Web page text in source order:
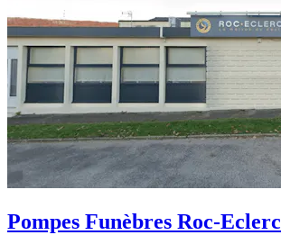
Pompes Funèbres Roc-Eclerc